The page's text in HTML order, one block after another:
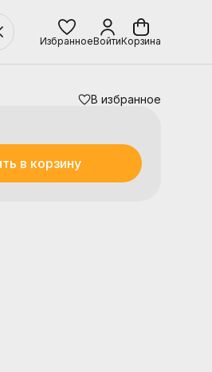
ИзбранноеВойтиКорзина
В избранное
в корзину